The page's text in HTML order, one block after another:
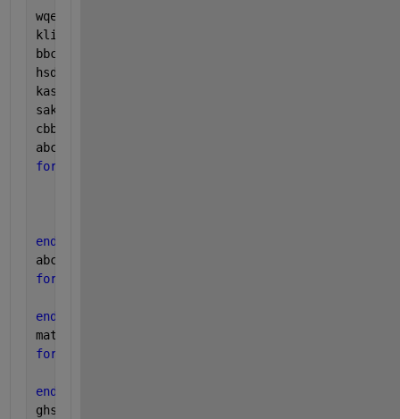
wqe=[1;2;3;4;5;6;7;8;9;10;11;12;13;14;15];
kli=[51;52;53;54;55;56;57;58;59;60;61;62;63;64;65];
bbc=(21:1:35)';
hsd=size(kli,1);
kas=zeros(hsd,1);
sak=zeros(hsd,1);
cbb=zeros(hsd,1);
abc=zeros(hsd,3);
for
end
abc(1,:) = [kas(1) sak(1) cbb(1)];
for
end
matrix{1}=abc(1,:);
for
end
ghs=([]);